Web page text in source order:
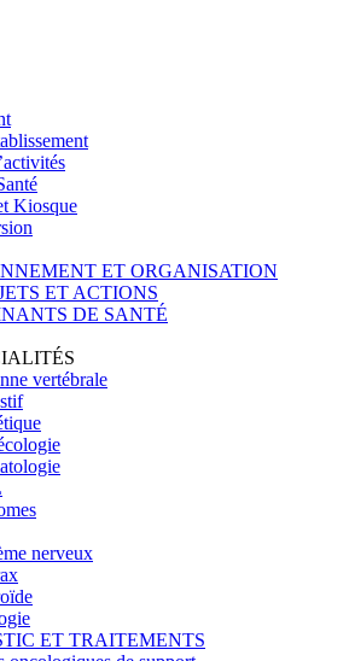
Kiosque
ET ORGANISATION
ET ACTIONS
DE SANTÉ
vertébrale
nerveux
ET TRAITEMENTS